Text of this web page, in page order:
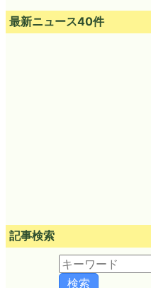
最新ニュース40件
記事検索